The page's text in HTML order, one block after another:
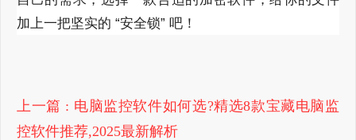
加上一把坚实的 “安全锁” 吧！
上一篇 : 电脑监控软件如何选?精选8款宝藏电脑监
控软件推荐,2025最新解析